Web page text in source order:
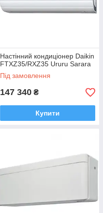
Настінний кондиціонер Daikin
FTXZ35/RXZ35 Ururu Sarara
Під замовлення
147 340 ₴
Купити